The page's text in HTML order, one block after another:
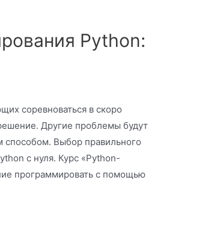
Python:
соревноваться в скоро
Другие проблемы будут
Выбор правильного
с нуля. Курс «Python-
программировать с помощью